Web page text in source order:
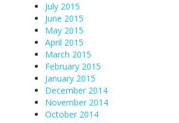
July 2015
June 2015
May 2015
April 2015
March 2015
February 2015
January 2015
December 2014
November 2014
October 2014